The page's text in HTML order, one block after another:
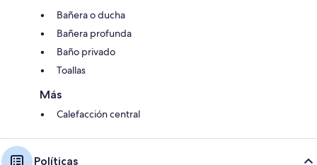
Bañera o ducha
Bañera profunda
Baño privado
Toallas
Más
Calefacción central
Políticas